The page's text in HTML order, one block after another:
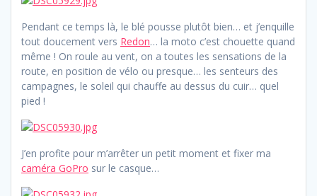
Pendant ce temps là, le blé pousse plutôt bien… et j’enquille
tout doucement vers Redon… la moto c’est chouette quand
même ! On roule au vent, on a toutes les sensations de la
route, en position de vélo ou presque… les senteurs des
campagnes, le soleil qui chauffe au dessus du cuir… quel
pied !
J’en profite pour m’arrêter un petit moment et fixer ma
caméra GoPro sur le casque…